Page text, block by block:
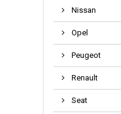
Nissan
Opel
Peugeot
Renault
Seat